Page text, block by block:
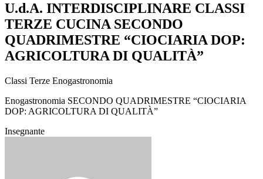
U.d.A. INTERDISCIPLINARE CLASSI
TERZE CUCINA SECONDO
QUADRIMESTRE “CIOCIARIA DOP:
AGRICOLTURA DI QUALITÀ”
Classi Terze Enogastronomia
Enogastronomia SECONDO QUADRIMESTRE “CIOCIARIA
DOP: AGRICOLTURA DI QUALITÀ”
Insegnante